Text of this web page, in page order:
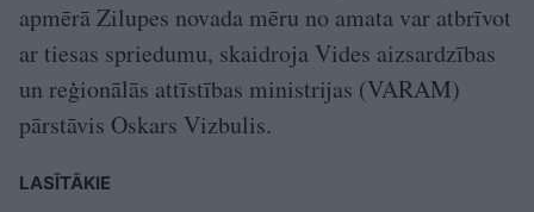
apmērā Zilupes novada mēru no amata var atbrīvot
ar tiesas spriedumu, skaidroja Vides aizsardzības
un reģionālās attīstības ministrijas (VARAM)
pārstāvis Oskars Vizbulis.
LASĪTĀKIE